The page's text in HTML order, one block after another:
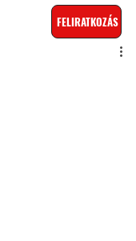
FELIRATKOZÁS